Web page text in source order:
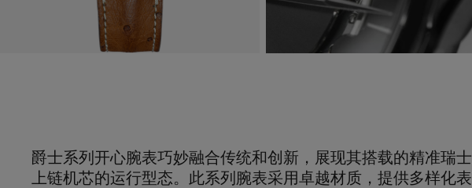
爵士系列开心腕表巧妙融合传统和创新，展现其搭载的精准瑞
上链机芯的运行型态。此系列腕表采用卓越材质，提供多样化